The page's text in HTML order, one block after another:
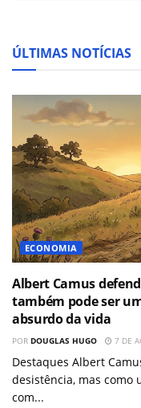
ÚLTIMAS NOTÍCIAS
ECONOMIA
Albert Camus
também pode ser
absurdo da vida
POR DOUGLAS HUGO 7 DE
Destaques Albert
desistência, mas como
com...